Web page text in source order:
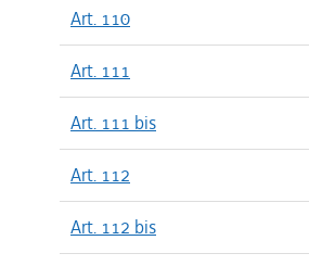
Art. 110
Art. 111
Art. 111 bis
Art. 112
Art. 112 bis